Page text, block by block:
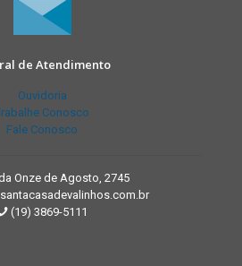
de Atendimento
Ouvidoria
Conosco
Fale Conosco
Onze de Agosto, 2745
(19) 3869-5111